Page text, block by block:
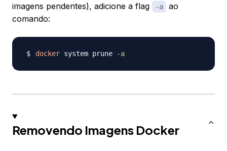
imagens pendentes), adicione a flag
-a
ao
comando:
docker system prune -a
Removendo Imagens Docker